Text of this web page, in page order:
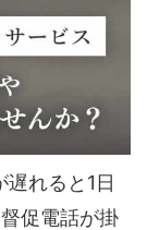
れると1日
促電話が掛